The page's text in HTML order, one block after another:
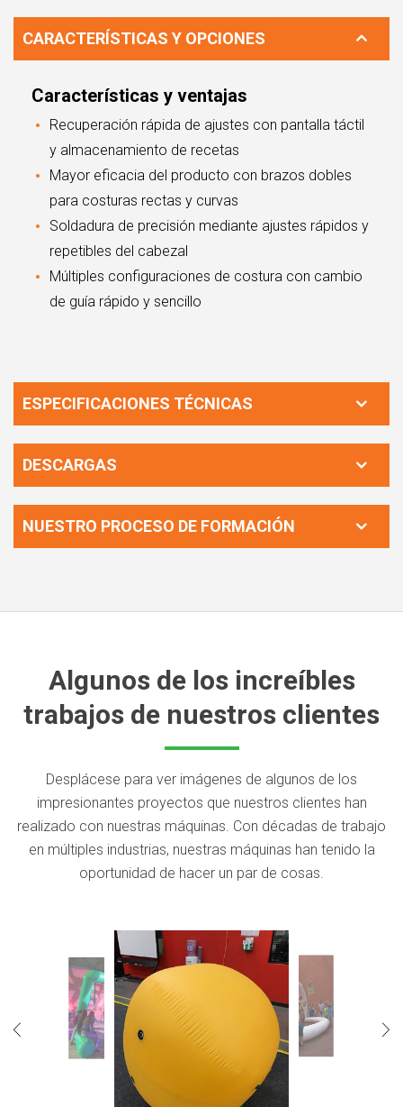
CARACTERÍSTICAS Y OPCIONES
Características y ventajas
Recuperación rápida de ajustes con pantalla táctil
y almacenamiento de recetas
Mayor eficacia del producto con brazos dobles
para costuras rectas y curvas
Soldadura de precisión mediante ajustes rápidos y
repetibles del cabezal
Múltiples configuraciones de costura con cambio
de guía rápido y sencillo
ESPECIFICACIONES TÉCNICAS
DESCARGAS
NUESTRO PROCESO DE FORMACIÓN
Algunos de los increíbles
trabajos de nuestros clientes
Desplácese para ver imágenes de algunos de los
impresionantes proyectos que nuestros clientes han
realizado con nuestras máquinas. Con décadas de trabajo
en múltiples industrias, nuestras máquinas han tenido la
oportunidad de hacer un par de cosas.